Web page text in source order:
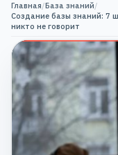
Главная/База знаний/
Создание базы знаний: 7
никто не говорит